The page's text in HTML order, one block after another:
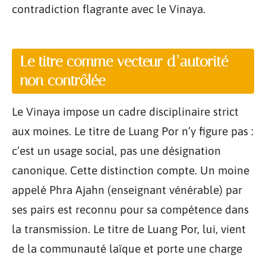
contradiction flagrante avec le Vinaya.
Le titre comme vecteur d’autorité
non contrôlée
Le Vinaya impose un cadre disciplinaire strict
aux moines. Le titre de Luang Por n’y figure pas :
c’est un usage social, pas une désignation
canonique. Cette distinction compte. Un moine
appelé Phra Ajahn (enseignant vénérable) par
ses pairs est reconnu pour sa compétence dans
la transmission. Le titre de Luang Por, lui, vient
de la communauté laïque et porte une charge